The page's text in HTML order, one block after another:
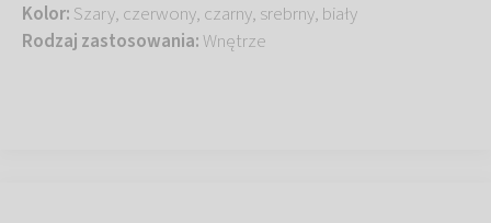
Kolor: Szary, czerwony, czarny, srebrny, biały
Rodzaj zastosowania:Wnętrze